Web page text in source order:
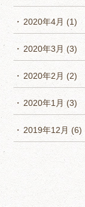
2020年4月 (1)
2020年3月 (3)
2020年2月 (2)
2020年1月 (3)
2019年12月 (6)